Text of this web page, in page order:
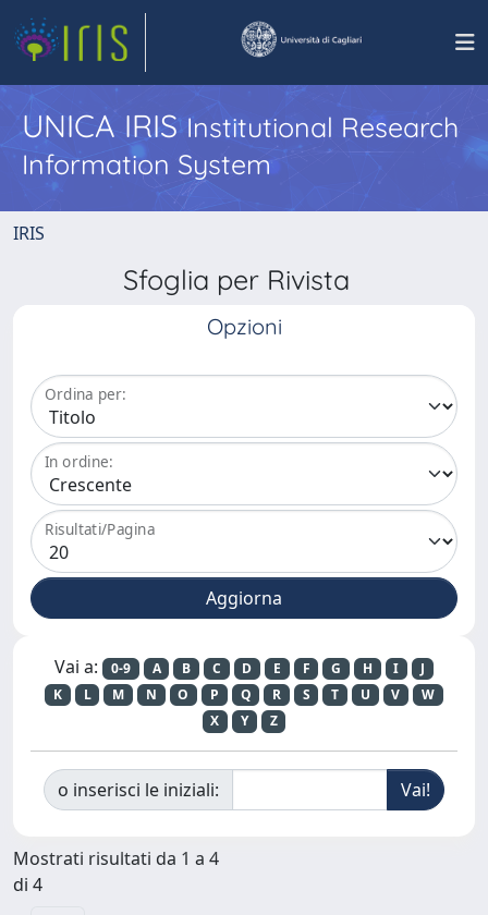
UNICA IRISInstitutional Research
Information System
IRIS
Sfoglia per Rivista
Opzioni
Ordina per:
In ordine:
Risultati/Pagina
Vai a: 0-9 A B C D E F G H I
J
K
L M N O P Q R S T U V
W
X
Y Z
o inserisci le iniziali:
Mostrati risultati da 1 a 4
di 4